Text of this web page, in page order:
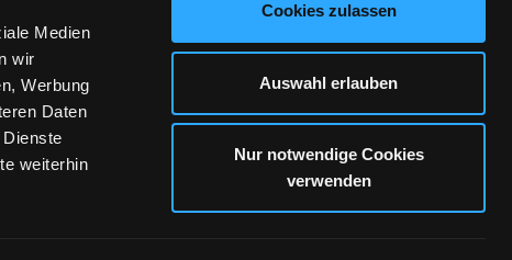
Medien
wir
Werbung
Daten
weiterhin
Cookies zulassen
Auswahl erlauben
Nur notwendige Cookies
verwenden